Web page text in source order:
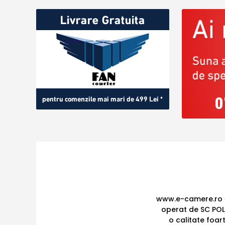
www.e-
operat de SC
o calitate